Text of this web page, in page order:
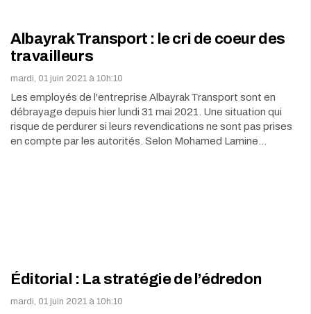
Albayrak Transport : le cri de coeur des
travailleurs
mardi, 01 juin 2021 à 10h:10
Les employés de l'entreprise Albayrak Transport sont en
débrayage depuis hier lundi 31 mai 2021. Une situation qui
risque de perdurer si leurs revendications ne sont pas prises
en compte par les autorités. Selon Mohamed Lamine…
Éditorial : La stratégie de l’édredon
mardi, 01 juin 2021 à 10h:10